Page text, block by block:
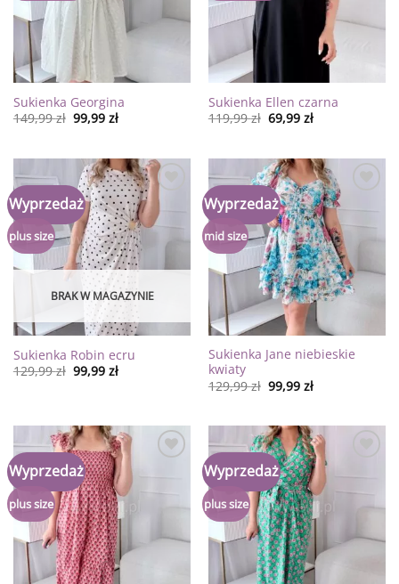
Sukienka Georgina
149,99zł 99,99 zł
Sukienka Ellen czarna
119,99zł 69,99 zł
Wyprzedaż
plus size
Dodaj
listy
BRAK W MAGAZYNIE
Sukienka Robin ecru
129,99zł 99,99 zł
Wyprzedaż
mid size
listy
życzeń
Sukienka Jane niebieskie
kwiaty
129,99zł 99,99 zł
Wyprzedaż
plus size
Wyprzedaż
plus size
do